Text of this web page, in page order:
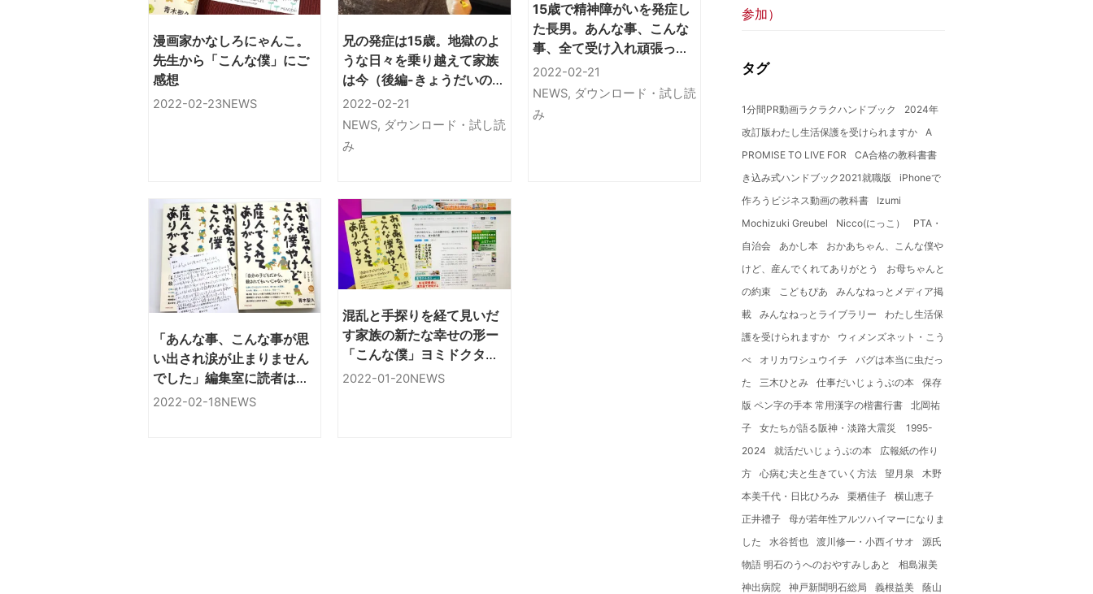
漫画家かなしろにゃんこ。
先生から「こんな僕」にご
感想
2022-02-23NEWS
兄の発症は15歳。地獄のよ
うな日々を乗り越えて家族
は今（後編-きょうだいの立
場）
2022-02-21
NEWS, ダウンロード・試し読
み
15歳で精神障がいを発症し
た長男。あんな事、こんな
事、全て受け入れ頑張った
(前編-母の立場）
2022-02-21
NEWS, ダウンロード・試し読
み
「あんな事、こんな事が思
い出され涙が止まりません
でした」編集室に読者はが
きを頂きました
2022-02-18NEWS
混乱と手探りを経て見いだ
す家族の新たな幸せの形ー
「こんな僕」ヨミドクター
に書評掲載
2022-01-20NEWS
参加）
タグ
1分間PR動画ラクラクハンドブック
2024年
改訂版わたし生活保護を受けられますか
A
PROMISE TO LIVE FOR
CA合格の教科書書
き込み式ハンドブック2021就職版
iPhoneで
作ろうビジネス動画の教科書
Izumi
Mochizuki Greubel
Nicco(にっこ）
PTA・
自治会
あかし本
おかあちゃん、こんな僕や
けど、産んでくれてありがとう
お母ちゃんと
の約束
こどもぴあ
みんなねっとメディア掲
載
みんなねっとライブラリー
わたし生活保
護を受けられますか
ウィメンズネット・こう
べ
オリカワシュウイチ
バグは本当に虫だっ
た
三木ひとみ 仕事だいじょうぶの本
保存
版 ペン字の手本 常用漢字の楷書行書
北岡祐
子
女たちが語る阪神・淡路大震災 1995-
2024
就活だいじょうぶの本
広報紙の作り
方
心病む夫と生きていく方法 望月泉
木野
本美千代・日比ひろみ
栗栖佳子
横山恵子
正井禮子
母が若年性アルツハイマーになりま
した
水谷哲也 渡川修一・小西イサオ
源氏
物語 明石のうへのおやすみしあと
相島淑美
神出病院
神戸新聞明石総局 義根益美
蔭山